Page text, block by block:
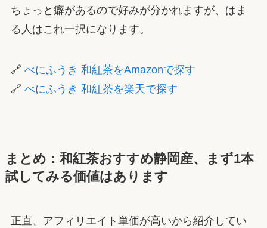
ちょっと癖があるので好みが分かれますが、はま
る人はこれ一択になります。
🔗 べにふうき 和紅茶をAmazonで探す
🔗 べにふうき 和紅茶を楽天で探す
まとめ：和紅茶おすすめ静岡産、まず1本
試してみる価値はあります
正直、アフィリエイト単価が高いから紹介してい